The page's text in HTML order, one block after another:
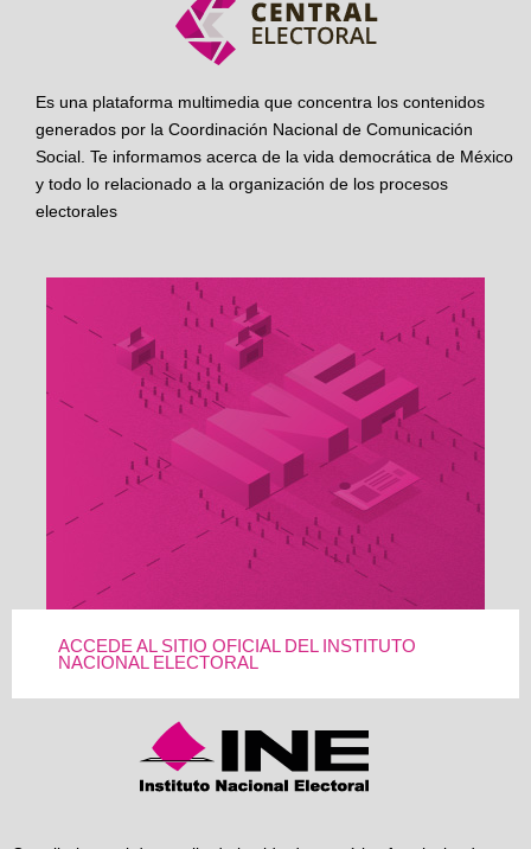
Es una plataforma multimedia que concentra los contenidos
generados por la Coordinación Nacional de Comunicación
Social. Te informamos acerca de la vida democrática de México
y todo lo relacionado a la organización de los procesos
electorales
ACCEDE AL SITIO OFICIAL DEL INSTITUTO
NACIONAL ELECTORAL